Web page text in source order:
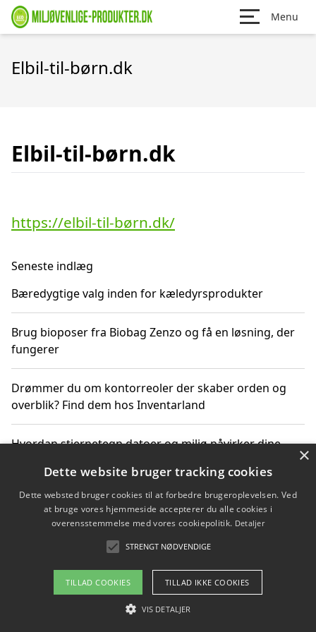
Menu
Elbil-til-børn.dk
Elbil-til-børn.dk
https://elbil-til-børn.dk/
Seneste indlæg
Bæredygtige valg inden for kæledyrsprodukter
Brug bioposer fra Biobag Zenzo og få en løsning, der
fungerer
Drømmer du om kontorreoler der skaber orden og
overblik? Find dem hos Inventarland
Hvordan stjernetegn datoer og miljø påvirker dine
Bæredygtige gadgets til en grønnere hverdag
Om / kontakt
Blog Betingelser
×
Dette website bruger tracking cookies
Dette websted bruger cookies til at forbedre brugeroplevelsen. Ved
at bruge vores hjemmeside accepterer du alle cookies i
overensstemmelse med vores cookiepolitik. Detaljer
STRENGT NØDVENDIGE
TILLAD COOKIES TILLAD IKKE COOKIES
VIS DETALJER